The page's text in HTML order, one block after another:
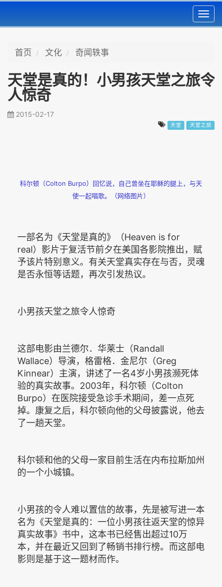
首页 文化 奇闻轶事
天堂是真的！小男孩天堂之旅令
人惊奇
2015-02-17
天堂 天堂之旅
科尔顿（Colton Burpo）回忆说，自己曾坐在耶稣的腿上，与天
使一起唱歌。（网络图片）
一部名为《天堂是真的》（Heaven is for
real）影片于复活节前夕在美国各影院推出，赋
予该片特别意义。有关天堂真实存在与否，灵魂
是否永恒等话题，再次引发热议。
小男孩天堂之旅令人惊奇
这部电影由兰德尔．华莱士（Randall
Wallace）导演，格雷格．金尼尔（Greg
Kinnear）主演，讲述了一名4岁小男孩濒死体
验的真实故事。2003年，科尔顿（Colton
Burpo）在医院接受急诊手术期间，差一点死
掉。康复之后，科尔顿向他的父母披露说，他去
了一趟天堂。
科尔顿和他的父母一家目前生活在内布拉斯加州
的一个小城镇。
小男孩的令人难以置信的故事，先是被写进一本
名为《天堂是真的：一位小男孩往返天堂的惊异
真实故事》书中，这本书已经售出超过10万
本，并在最近又回到了畅销书排行榜。而这部电
影则是基于这一题材而作。